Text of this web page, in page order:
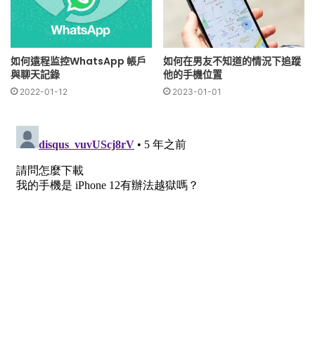
如何遠程监控WhatsApp 帳戶
與聊天記錄
2022-01-12
如何在男友不知道的情況下追蹤
他的手機位置
2023-01-01